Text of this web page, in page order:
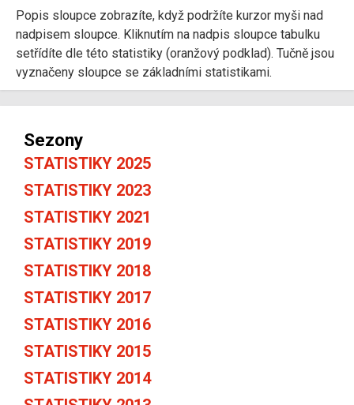
Popis sloupce zobrazíte, když podržíte kurzor myši nad
nadpisem sloupce. Kliknutím na nadpis sloupce tabulku
setřídíte dle této statistiky (oranžový podklad). Tučně jsou
vyznačeny sloupce se základními statistikami.
Sezony
STATISTIKY 2025
STATISTIKY 2023
STATISTIKY 2021
STATISTIKY 2019
STATISTIKY 2018
STATISTIKY 2017
STATISTIKY 2016
STATISTIKY 2015
STATISTIKY 2014